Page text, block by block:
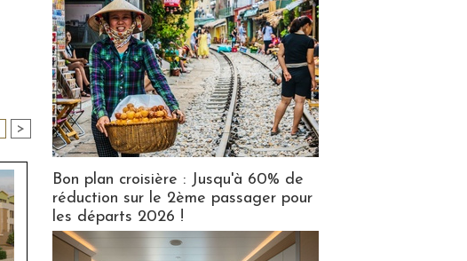
>
Bon plan croisière : Jusqu'à 60% de
réduction sur le 2ème passager pour
les départs 2026 !